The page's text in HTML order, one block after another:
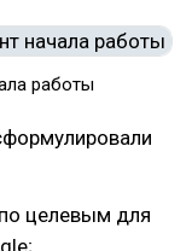
работы
целевым для